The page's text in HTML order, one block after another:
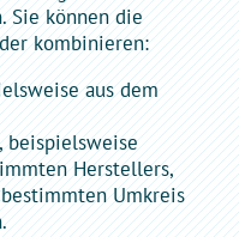
Sie können die
kombinieren:
aus dem
beispielsweise
Herstellers,
Umkreis